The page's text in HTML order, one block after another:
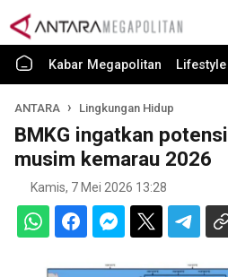
Kabar Megapolitan Lifestyle
ANTARA Lingkungan Hidup
BMKG ingatkan
musim kemarau 2026
Kamis, 7 Mei 2026 13:28